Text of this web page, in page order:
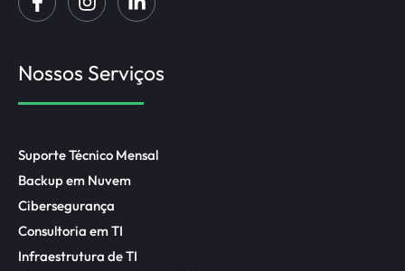
Nossos Serviços
Suporte Técnico Mensal
Backup em Nuvem
Cibersegurança
Consultoria em TI
Infraestrutura de TI